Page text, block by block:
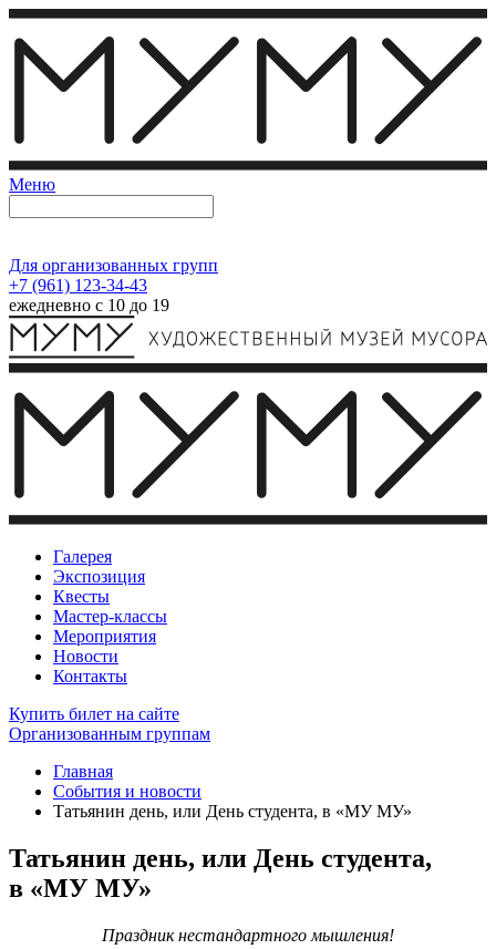
Меню
Для организованных групп
+7 (961) 123-34-43
ежедневно с 10 до 19
Галерея
Экспозиция
Квесты
Мастер-классы
Мероприятия
Новости
Контакты
Купить билет на сайте
Организованным группам
Главная
События и новости
Татьянин день, или День студента, в «МУ МУ»
Татьянин день, или День студента,
в «МУ МУ»
Праздник нестандартного мышления!